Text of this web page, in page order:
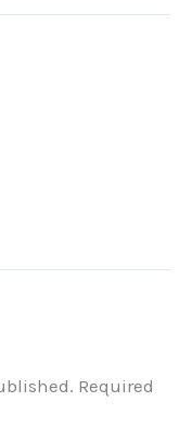
Required